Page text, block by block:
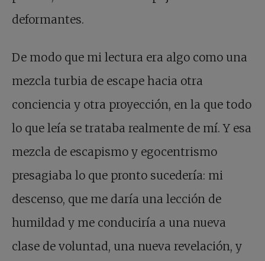
deformantes.
De modo que mi lectura era algo como una
mezcla turbia de escape hacia otra
conciencia y otra proyección, en la que todo
lo que leía se trataba realmente de mí. Y esa
mezcla de escapismo y egocentrismo
presagiaba lo que pronto sucedería: mi
descenso, que me daría una lección de
humildad y me conduciría a una nueva
clase de voluntad, una nueva revelación, y